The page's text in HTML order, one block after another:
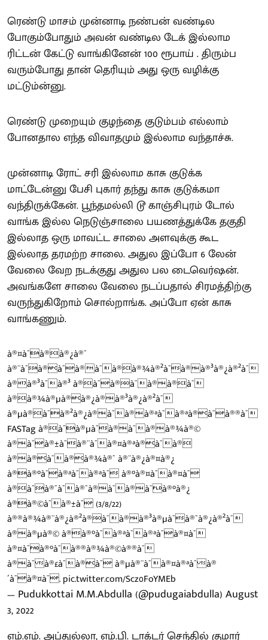
ரெண்டு மாசம் முன்னாடி நண்பன் வண்டில
போகும்போதும் அவன் வண்டில டேக் இல்லாம
ரிட்டன் கேட்டு வாங்கினேன் 100 ரூபாய் . திரும்ப
வரும்போது தான் தெரியும் அது ஒரு வழிக்கு
மட்டும்ன்னு.
ரெண்டு முறையும் குழந்தை குடும்பம் எல்லாம்
போனதால எந்த விவாதமும் இல்லாம வந்தாச்சு.
முன்னாடி ரோட் சரி இல்லாம காசு குடுக்க
மாட்டேன்னு பேசி புகார் தந்து காசு குடுக்கமா
வந்திருக்கேன். பூந்தமல்லி டூ காஞ்சிபுரம் டோல்
வாங்க இல்ல நெடுஞ்சாலை பயணத்துக்கே தகுதி
இல்லாத ஒரு மாவட்ட சாலை அளவுக்கு கூட
இல்லாத தரமற்ற சாலை. அதுல இப்போ 6 லேன்
வேலை வேற நடக்குது அதுல பல டைவெர்ஷன்.
அவங்களே சாலை வேலை நடப்பதால் சிரமத்திற்கு
வருந்துகிறோம் சொல்றாங்க. அப்போ ஏன் காசு
வாங்கணும்.
à®¤à¯à®à®¿à®¯
à®¨à¯à®à¯à®à¯à®à®¾à®²à¯à®à®³à®¿à®²à¯
à®à®³à¯à®³ à®à¯à®à¯à®à®à¯
à®à®¾à®µà®à®¿à®à®³à®¿à®²à¯
à®µà®à¯à®²à®¿à®à¯à®à®ªà¯à®ªà®à¯à®®à¯
FASTag à®à¯à®µà¯à®à¯à®à®¾à®©
à®à¯à®±à¯à®¨à¯à®¤à®ªà®à¯à®
à®à®à¯à®à®¾à®¯ à®¨à®¿à®¤à®¿
à®à®°à¯à®ªà¯à®ªà¯ à®°à®¤à¯à®¤à¯
à®à¯à®¯à¯à®¯à®à¯à®à¯à®°à®¿
à®à®©à¯à®±à¯ (3/8/22)
à®®à®¾à®¨à®¿à®²à®à¯à®à®³à®µà¯à®¯à®¿à®²à¯
à®à®µà®© à®à®°à¯à®ªà¯à®ªà¯à®¤à¯
à®¤à¯à®°à¯à®®à®¾à®©à®®à¯
à®à¯à®£à¯à®à¯ à®µà®¨à¯à®¤à®ªà¯à®
´à¯à®¤à¯.pic.twitter.com/Scz0FoYMEb
— Pudukkottai M.M.Abdulla (@pudugaiabdulla) August
3, 2022
எம்.எம். அப்துல்லா, எம்.பி. டாக்டர் செந்தில் குமார்